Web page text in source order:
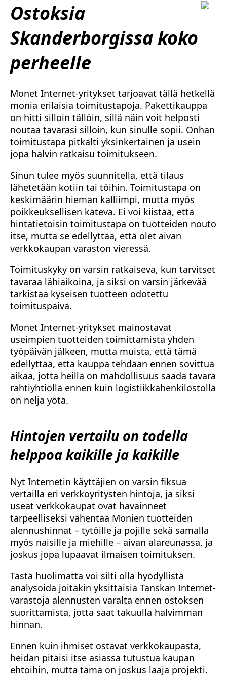
Ostoksia
Skanderborgissa koko
perheelle
Monet Internet-yritykset tarjoavat tällä hetkellä
monia erilaisia toimitustapoja. Pakettikauppa
on hitti silloin tällöin, sillä näin voit helposti
noutaa tavarasi silloin, kun sinulle sopii. Onhan
toimitustapa pitkälti yksinkertainen ja usein
jopa halvin ratkaisu toimitukseen.
Sinun tulee myös suunnitella, että tilaus
lähetetään kotiin tai töihin. Toimitustapa on
keskimäärin hieman kalliimpi, mutta myös
poikkeuksellisen kätevä. Ei voi kiistää, että
hintatietoisin toimitustapa on tuotteiden nouto
itse, mutta se edellyttää, että olet aivan
verkkokaupan varaston vieressä.
Toimituskyky on varsin ratkaiseva, kun tarvitset
tavaraa lähiaikoina, ja siksi on varsin järkevää
tarkistaa kyseisen tuotteen odotettu
toimituspäivä.
Monet Internet-yritykset mainostavat
useimpien tuotteiden toimittamista yhden
työpäivän jälkeen, mutta muista, että tämä
edellyttää, että kauppa tehdään ennen sovittua
aikaa, jotta heillä on mahdollisuus saada tavara
rahtiyhtiöllä ennen kuin logistiikkahenkilöstöllä
on neljä yötä.
Hintojen vertailu on todella
helppoa kaikille ja kaikille
Nyt Internetin käyttäjien on varsin fiksua
vertailla eri verkkoyritysten hintoja, ja siksi
useat verkkokaupat ovat havainneet
tarpeelliseksi vähentää Monien tuotteiden
alennushinnat – tytöille ja pojille sekä samalla
myös naisille ja miehille – aivan alareunassa, ja
joskus jopa lupaavat ilmaisen toimituksen.
Tästä huolimatta voi silti olla hyödyllistä
analysoida joitakin yksittäisiä Tanskan Internet-
varastoja alennusten varalta ennen ostoksen
suorittamista, jotta saat takuulla halvimman
hinnan.
Ennen kuin ihmiset ostavat verkkokaupasta,
heidän pitäisi itse asiassa tutustua kaupan
ehtoihin, mutta tämä on joskus laaja projekti.